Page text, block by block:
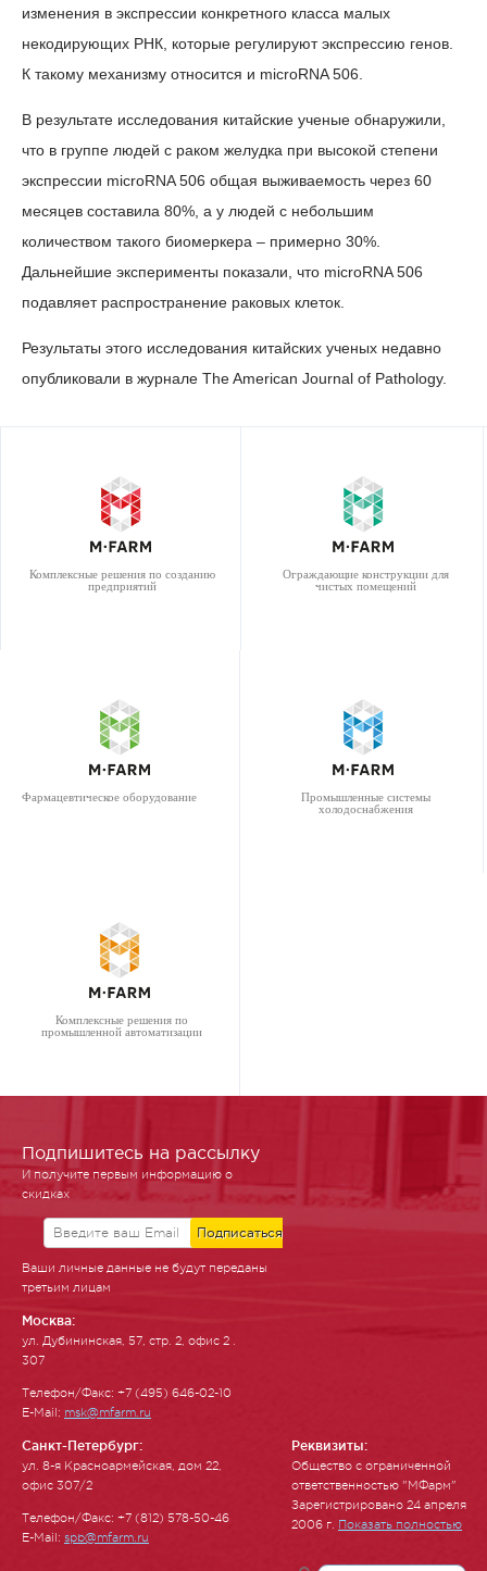
изменения в экспрессии конкретного класса малых
некодирующих РНК, которые регулируют экспрессию генов.
К такому механизму относится и microRNA 506.
В результате исследования китайские ученые обнаружили,
что в группе людей с раком желудка при высокой степени
экспрессии microRNA 506 общая выживаемость через 60
месяцев составила 80%, а у людей с небольшим
количеством такого биомеркера – примерно 30%.
Дальнейшие эксперименты показали, что microRNA 506
подавляет распространение раковых клеток.
Результаты этого исследования китайских ученых недавно
опубликовали в журнале The American Journal of Pathology.
Комплексные решения по созданию
предприятий
Ограждающие конструкции для
чистых помещений
Фармацевтическое оборудование
Промышленные системы
холодоснабжения
Комплексные решения по
промышленной автоматизации
Подпишитесь на рассылку
И получите первым информацию о
скидках
Ваши личные данные не будут переданы
третьим лицам
Москва:
ул. Ду­бинин­ская, 57, стр. 2, офис 2 .
307
Телефон/Факс: +7 (495) 646-02-10
E-Mail: msk@mfarm.ru
Санкт-Петербург:
ул. 8-я Красноармейская, дом 22,
офис 307/2
Телефон/Факс: +7 (812) 578-50-46
E-Mail: spb@mfarm.ru
Реквизиты:
Общество с ограниченной
ответственностью "МФарм"
Зарегистрировано 24 апреля
2006 г. Показать полностью